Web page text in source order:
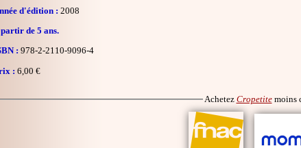
d'édition : 2008
partir de 5 ans.
: 978-2-2110-9096-4
: 6,00 €
Achetez Cropetitemoins